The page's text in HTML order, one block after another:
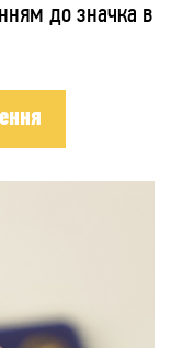
до значка в